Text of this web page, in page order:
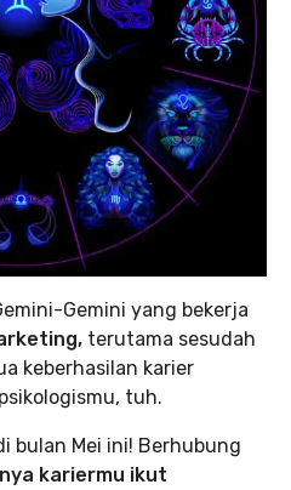
Gemini yang bekerja
terutama sesudah
keberhasilan karier
tuh.
bulan Mei ini! Berhubung
kariermu ikut